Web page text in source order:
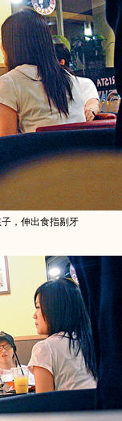
，伸出食指剔牙